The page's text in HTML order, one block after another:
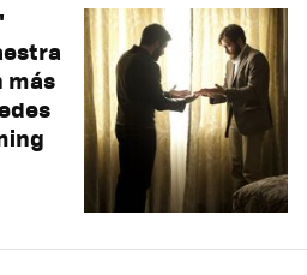
más